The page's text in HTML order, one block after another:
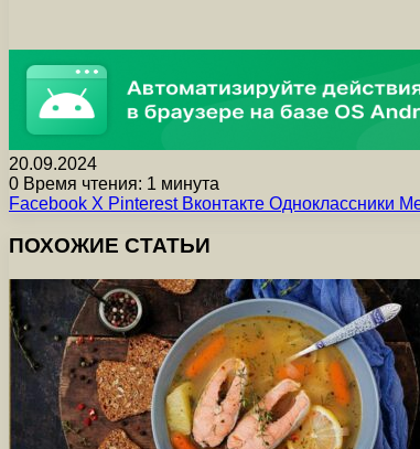
20.09.2024
0 Время чтения: 1 минута
Facebook X Pinterest Вконтакте Одноклассники
ПОХОЖИЕ СТАТЬИ